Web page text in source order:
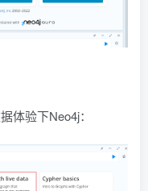
体验下Neo4j：